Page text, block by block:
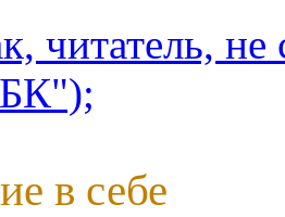
читатель,
в себе